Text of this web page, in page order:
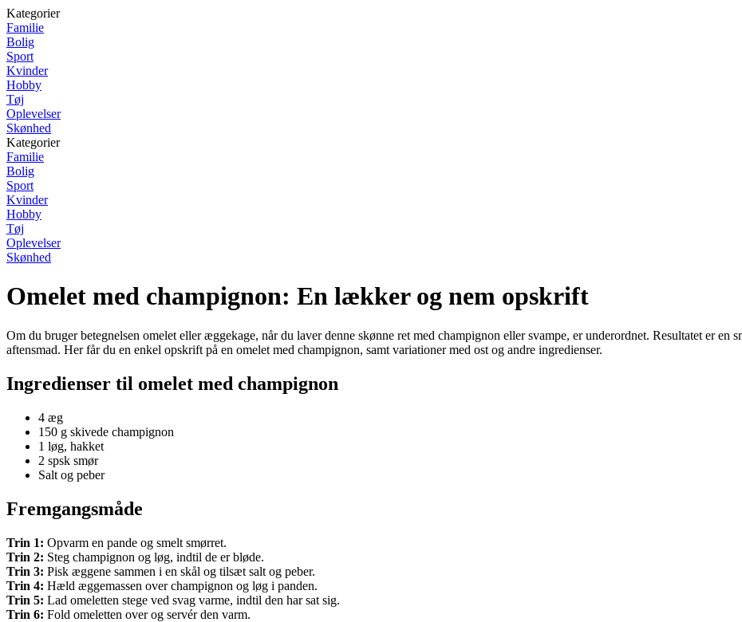
Kategorier
Familie
Bolig
Sport
Kvinder
Hobby
Tøj
Oplevelser
Skønhed
Kategorier
Familie
Bolig
Sport
Kvinder
Hobby
Tøj
Oplevelser
Skønhed
Omelet med champignon: En lækker og nem opskrift
Om du bruger betegnelsen omelet eller æggekage, når du laver denne skønne ret med champignon eller svampe, er underordnet. Resultatet er
aftensmad. Her får du en enkel opskrift på en omelet med champignon, samt variationer med ost og andre ingredienser.
Ingredienser til omelet med champignon
4 æg
150 g skivede champignon
1 løg, hakket
2 spsk smør
Salt og peber
Fremgangsmåde
Trin 1: Opvarm en pande og smelt smørret.
Trin 2: Steg champignon og løg, indtil de er bløde.
Trin 3: Pisk æggene sammen i en skål og tilsæt salt og peber.
Trin 4: Hæld æggemassen over champignon og løg i panden.
Trin 5: Lad omeletten stege ved svag varme, indtil den har sat sig.
Trin 6: Fold omeletten over og servér den varm.